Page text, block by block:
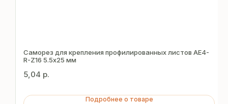
Саморез для крепления профилированных листов AE4-
R-Z16 5.5х25 мм
5,04 р.
Подробнее о товаре
бесплатный расчёт
за 15 минут
Отправьте заявку — и получите